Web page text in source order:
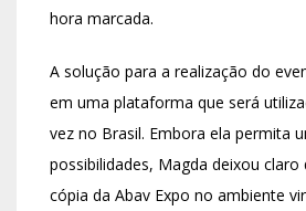
hora marcada.
A solução para a realização do
em uma plataforma que será
vez no Brasil. Embora ela permita
possibilidades, Magda deixou claro
cópia da Abav Expo no ambiente